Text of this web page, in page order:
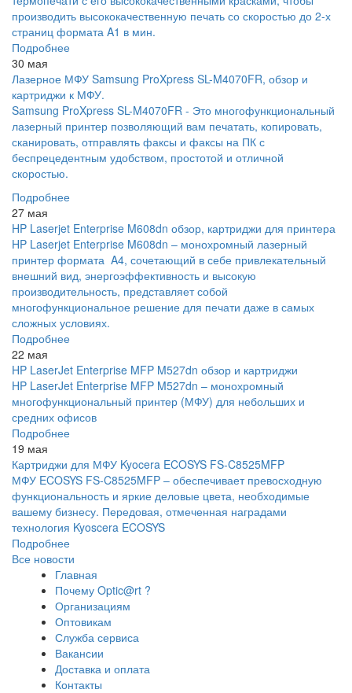
производить высококачественную печать со скоростью до 2-х
страниц формата A1 в мин.
Подробнее
30 мая
Лазерное МФУ Samsung ProXpress SL-M4070FR, обзор и
картриджи к МФУ.
Samsung ProXpress SL-M4070FR - Это многофункциональный
лазерный принтер позволяющий вам печатать, копировать,
сканировать, отправлять факсы и факсы на ПК с
беспрецедентным удобством, простотой и отличной
скоростью.
Подробнее
27 мая
HP Laserjet Enterprise M608dn обзор, картриджи для принтера
HP Laserjet Enterprise M608dn – монохромный лазерный
принтер формата A4, сочетающий в себе привлекательный
внешний вид, энергоэффективность и высокую
производительность, представляет собой
многофункциональное решение для печати даже в самых
сложных условиях.
Подробнее
22 мая
HP LaserJet Enterprise MFP M527dn обзор и картриджи
HP LaserJet Enterprise MFP M527dn – монохромный
многофункциональный принтер (МФУ) для небольших и
средних офисов
Подробнее
19 мая
Картриджи для МФУ Kyocera ECOSYS FS-C8525MFP
МФУ ECOSYS FS-C8525MFP – обеспечивает превосходную
функциональность и яркие деловые цвета, необходимые
вашему бизнесу. Передовая, отмеченная наградами
технология Kyoscera ECOSYS
Подробнее
Все новости
Главная
Почему Optic@rt ?
Организациям
Оптовикам
Служба сервиса
Вакансии
Доставка и оплата
Контакты